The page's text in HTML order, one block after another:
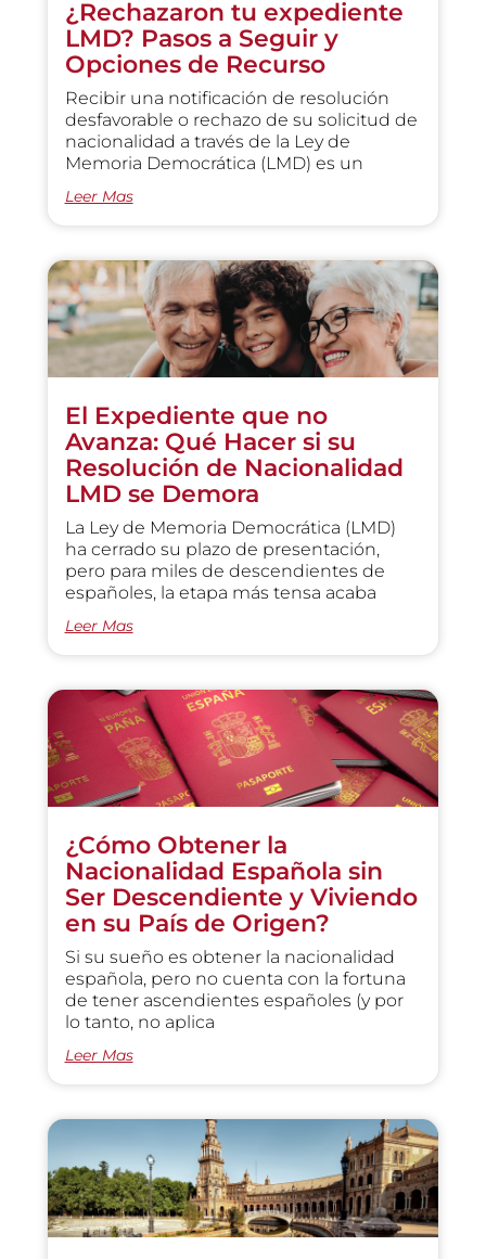
¿Rechazaron tu expediente
LMD? Pasos a Seguir y
Opciones de Recurso
Recibir una notificación de resolución
desfavorable o rechazo de su solicitud de
nacionalidad a través de la Ley de
Memoria Democrática (LMD) es un
Leer Mas
El Expediente que no
Avanza: Qué Hacer si su
Resolución de Nacionalidad
LMD se Demora
La Ley de Memoria Democrática (LMD)
ha cerrado su plazo de presentación,
pero para miles de descendientes de
españoles, la etapa más tensa acaba
Leer Mas
¿Cómo Obtener la
Nacionalidad Española sin
Ser Descendiente y Viviendo
en su País de Origen?
Si su sueño es obtener la nacionalidad
española, pero no cuenta con la fortuna
de tener ascendientes españoles (y por
lo tanto, no aplica
Leer Mas